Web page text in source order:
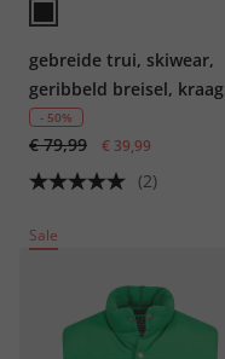
gebreide trui, skiwear,
geribbeld breisel, kraag
met rits,
- 50%
€ 79,99 € 39,99
(2)
Sale